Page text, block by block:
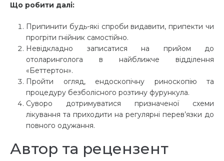
Що робити далі:
Припинити будь-які спроби видавити, припекти чи
прогріти гнійник самостійно.
Невідкладно записатися на прийом до
отоларинголога в найближче відділення
«Беттертон».
Пройти огляд, ендоскопічну риноскопію та
процедуру безболісного розтину фурункула.
Суворо дотримуватися призначеної схеми
лікування та приходити на регулярні перев’язки до
повного одужання.
Автор та рецензент